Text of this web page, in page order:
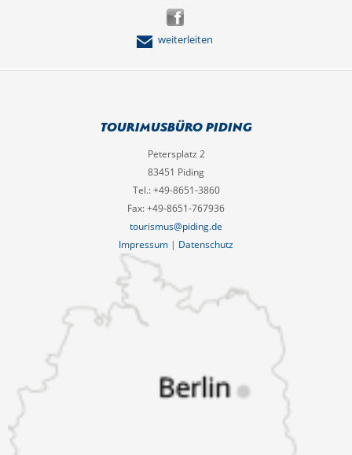
weiterleiten
Tourimusbüro Piding
Petersplatz 2
83451 Piding
Tel.: +49-8651-3860
Fax: +49-8651-767936
tourismus@piding.de
Impressum | Datenschutz